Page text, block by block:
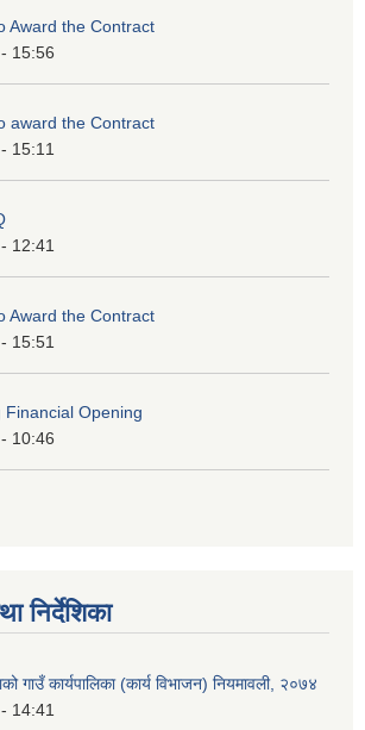
Award the Contract
15:56
award the Contract
15:11
12:41
Award the Contract
15:51
Opening
10:46
निर्देशिका
गाउँ कार्यपालिका (कार्य विभाजन) नियमावली, २०७४
14:41